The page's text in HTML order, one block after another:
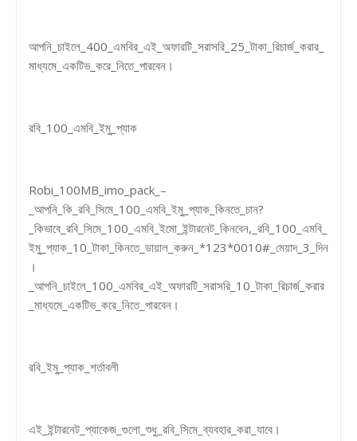
আপনি_চাইলে_400_এমবির_এই_অফারটি_সরাসরি_25_টাকা_রিচার্জ_করার_
মাধ্যমে_একটিভ_করে_নিতে_পারবেন।
রবি_100_এমবি_ইমু_প্যাক
Robi_100MB_imo_pack_–
_আপনি_কি_রবি_সিমে_100_এমবি_ইমু_প্যাক_কিনতে_চান?
_কিভাবে_রবি_সিমে_100_এমবি_ইমো_ইন্টারনেট_কিনবেন,_রবি_100_এমবি_
ইমু_প্যাক_10_টাকা_কিনতে_ডায়াল_করুন_*123*0010#_মেয়াদ_3_দিন
।
_আপনি_চাইলে_100_এমবির_এই_অফারটি_সরাসরি_10_টাকা_রিচার্জ_করার
_মাধ্যমে_একটিভ_করে_নিতে_পারবেন।
রবি_ইমু_প্যাক_শর্তাবলী
এই_ইন্টারনেট_প্যাকেজ_গুলো_শুধু_রবি_সিমে_ব্যবহার_করা_যাবে।